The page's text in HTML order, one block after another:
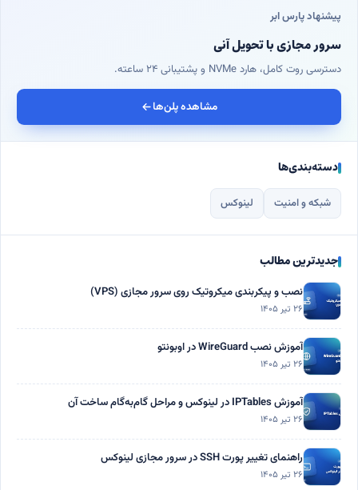
پیشنهاد پارس ابر
سرور مجازی با تحویل آنی
دسترسی روت کامل، هارد NVMe و پشتیبانی ۲۴ ساعته.
مشاهده پلن‌ها
دسته‌بندی‌ها
شبکه و امنیت لینوکس
جدیدترین مطالب
نصب و پیکربندی میکروتیک روی سرور مجازی (VPS)
۲۶ تیر ۱۴۰۵
آموزش نصب WireGuard در اوبونتو
۲۶ تیر ۱۴۰۵
آموزش IPTables در لینوکس و مراحل گام‌به‌گام ساخت آن
۲۶ تیر ۱۴۰۵
راهنمای تغییر پورت SSH در سرور مجازی لینوکس
۲۶ تیر ۱۴۰۵